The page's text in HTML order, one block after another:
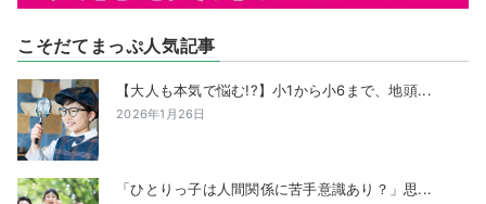
こそだてまっぷ人気記事
【大人も本気で悩む!?】小1から小6まで、地頭...
2026年1月26日
「ひとりっ子は人間関係に苦手意識あり？」思...